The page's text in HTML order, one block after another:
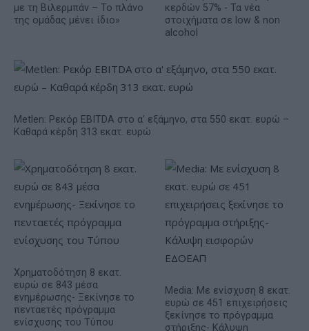
με τη Βιλερμπάν – Το πλάνο
της ομάδας μένει ίδιο»
κερδών 57% - Τα νέα
στοιχήματα σε low & non
alcohol
Metlen: Ρεκόρ EBITDA στο α' εξάμηνο, στα 550 εκατ. ευρώ –
Καθαρά κέρδη 313 εκατ. ευρώ
Χρηματοδότηση 8 εκατ.
ευρώ σε 843 μέσα
ενημέρωσης- Ξεκίνησε το
πενταετές πρόγραμμα
ενίσχυσης του Τύπου
Media: Με ενίσχυση 8 εκατ.
ευρώ σε 451 επιχειρήσεις
ξεκίνησε το πρόγραμμα
στήριξης- Κάλυψη